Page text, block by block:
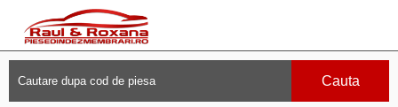
Cauta